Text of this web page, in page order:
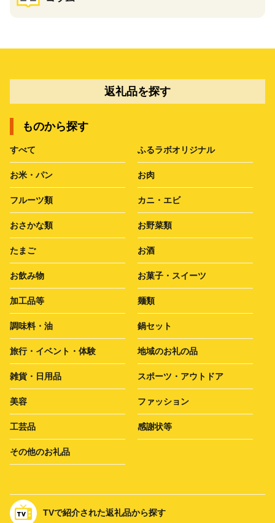
返礼品を探す
ものから探す
すべて ふるラボオリジナル
お米・パン お肉
フルーツ類 カニ・エビ
おさかな類 お野菜類
たまご お酒
お飲み物 お菓子・スイーツ
加工品等 麺類
調味料・油 鍋セット
旅行・イベント・体験 地域のお礼の品
雑貨・日用品 スポーツ・アウトドア
美容 ファッション
工芸品 感謝状等
その他のお礼品
TVで紹介された返礼品から探す